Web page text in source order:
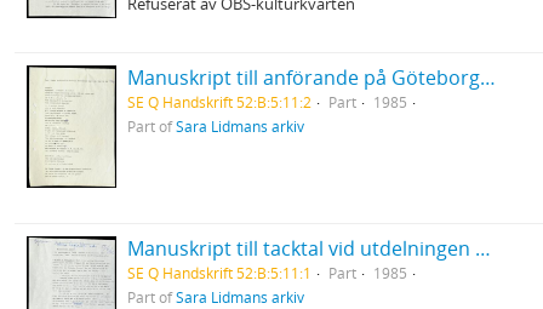
Manuskript till anförande på Göteborgs stadsteaters soaré till stöd för ANC
SE Q Handskrift 52:B:5:11:2 Part
1985
Part ofSara Lidmans arkiv
Manuskript till tacktal vid utdelningen av Selma Lagerlöfs litteraturpris
SE Q Handskrift 52:B:5:11:1 Part
1985
Part ofSara Lidmans arkiv